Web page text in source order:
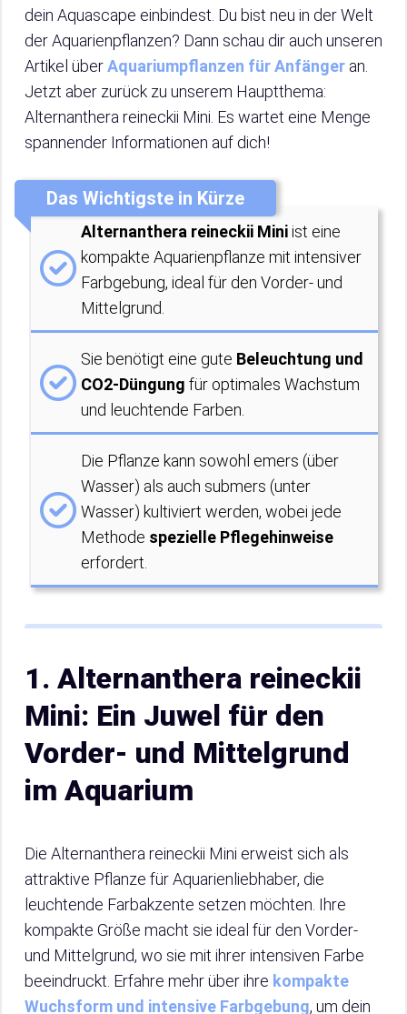
dein Aquascape einbindest. Du bist neu in der Welt
der Aquarienpflanzen? Dann schau dir auch unseren
Artikel überAquariumpflanzen für Anfänger an.
Jetzt aber zurück zu unserem Hauptthema:
Alternanthera reineckii Mini. Es wartet eine Menge
spannender Informationen auf dich!
Das Wichtigste in Kürze
Alternanthera reineckii Miniist eine
kompakte Aquarienpflanze mit intensiver
Farbgebung, ideal für den Vorder- und
Mittelgrund.
Sie benötigt eine gute Beleuchtung und
CO2-Düngung für optimales Wachstum
und leuchtende Farben.
Die Pflanze kann sowohl emers (über
Wasser) als auch submers (unter
Wasser) kultiviert werden, wobei jede
Methode spezielle Pflegehinweise
erfordert.
1. Alternanthera reineckii
Mini: Ein Juwel für den
Vorder- und Mittelgrund
im Aquarium
Die Alternanthera reineckii Mini erweist sich als
attraktive Pflanze für Aquarienliebhaber, die
leuchtende Farbakzente setzen möchten. Ihre
kompakte Größe macht sie ideal für den Vorder-
und Mittelgrund, wo sie mit ihrer intensiven Farbe
beeindruckt. Erfahre mehr über ihre kompakte
Wuchsform und intensive Farbgebung, um dein